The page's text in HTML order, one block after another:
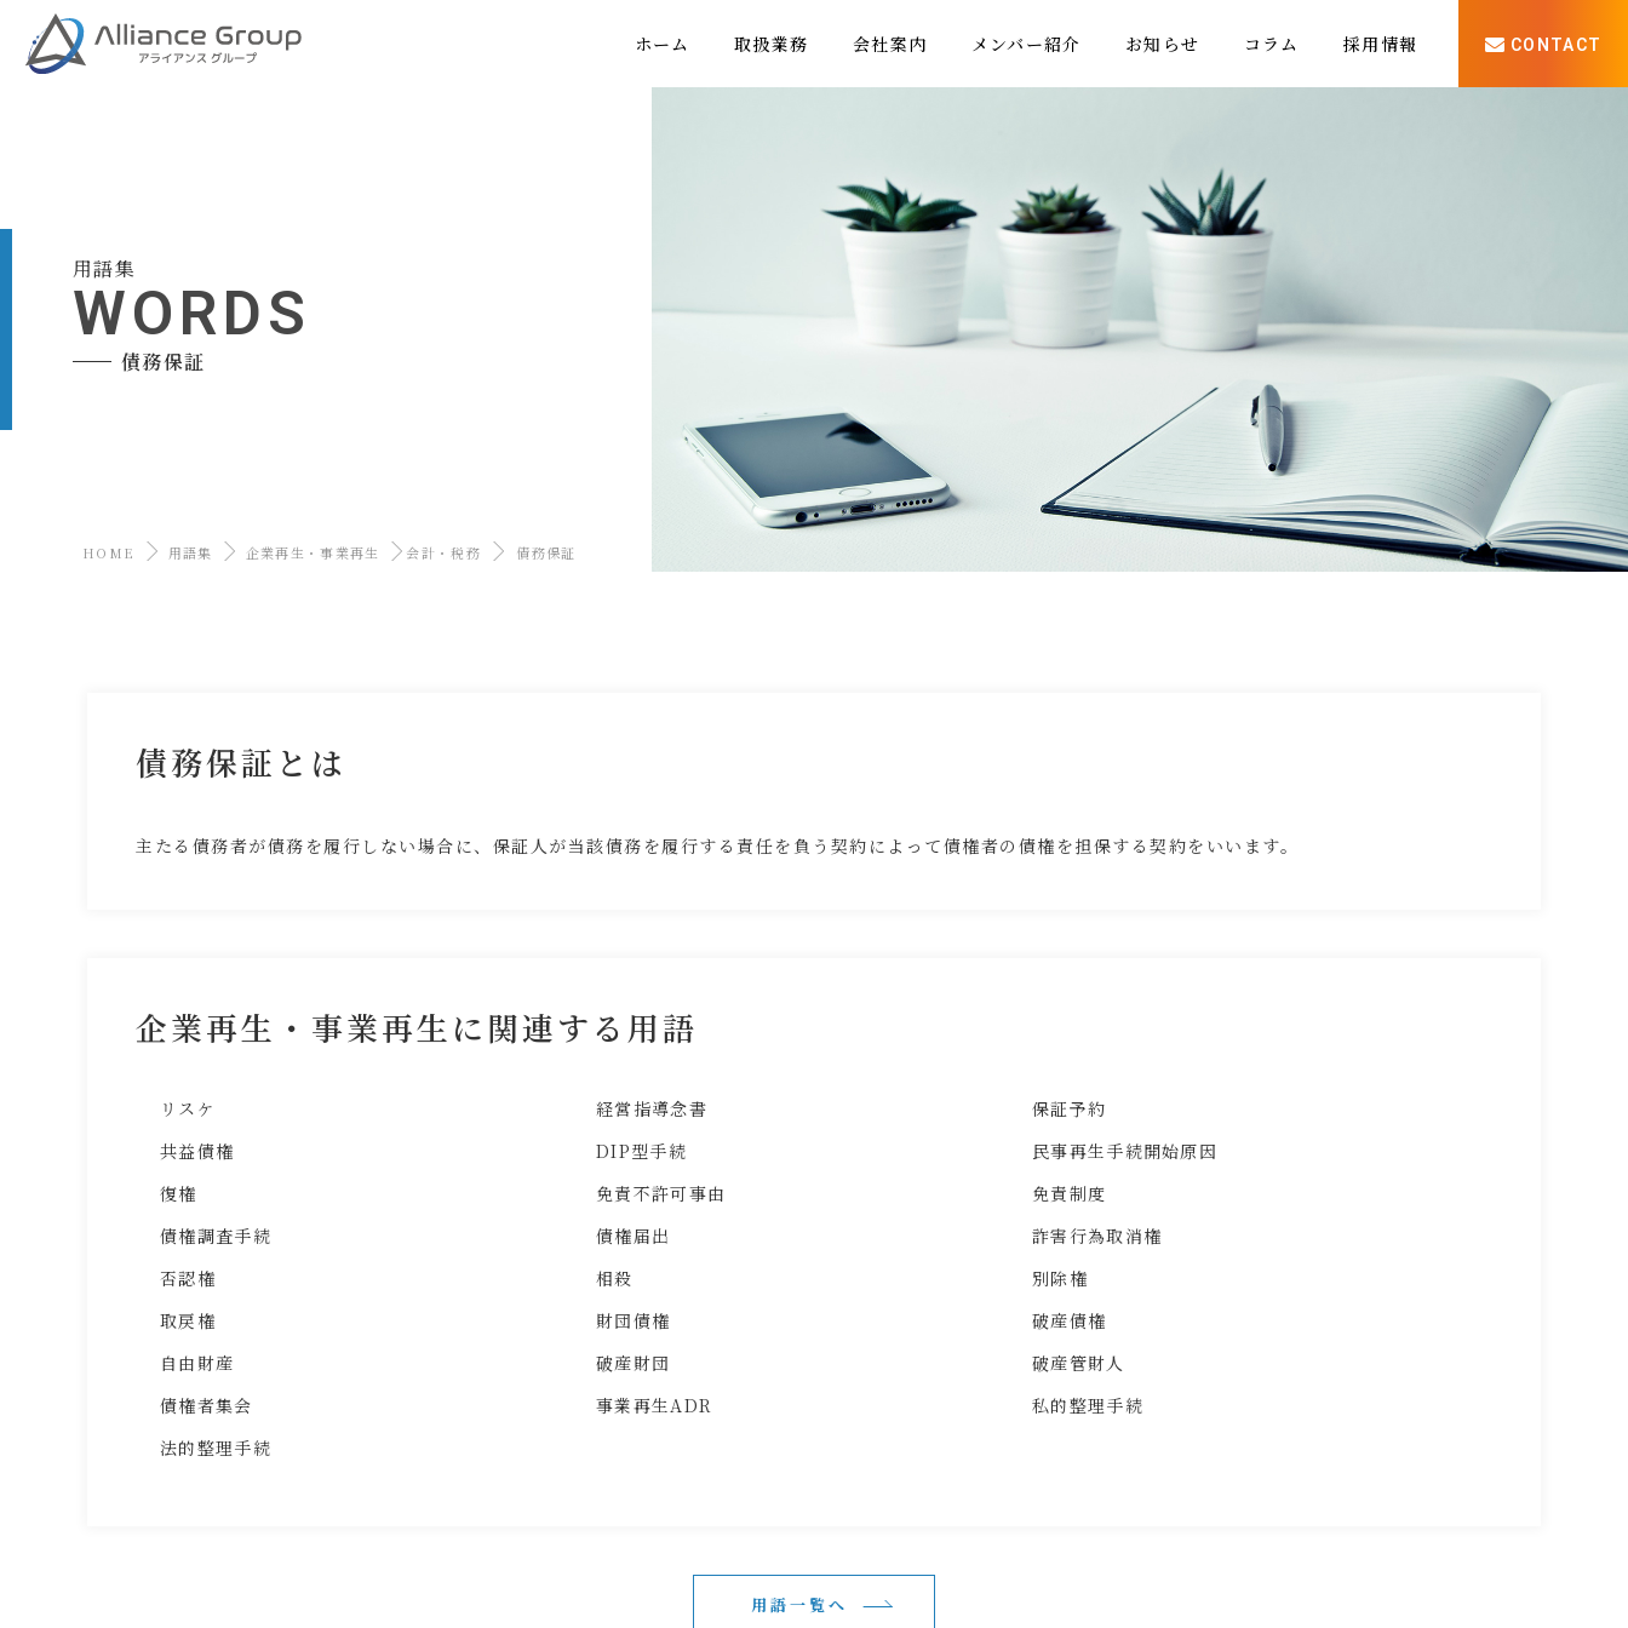
ホーム 取扱業務 会社案内 メンバー紹介 お知らせ コラム 採用情報 CONTACT
用語集
WORDS
債務保証
HOME 用語集 企業再生・事業再生 会計・税務 債務保証
債務保証とは
主たる債務者が債務を履行しない場合に、保証人が当該債務を履行する責任を負う契約によって債権者の債権を担保する契約をいいます。
企業再生・事業再生に関連する用語
リスケ 経営指導念書
保証予約
共益債権
DIP型手続
民事再生手続開始原因
復権
免責不許可事由
免責制度
債権調査手続
債権届出
詐害行為取消権
否認権
相殺
別除権
取戻権
財団債権
破産債権
自由財産
破産財団
破産管財人
債権者集会
事業再生ADR
私的整理手続
法的整理手続
用語一覧へ